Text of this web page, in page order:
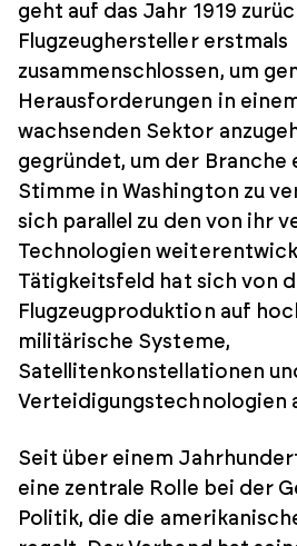
geht auf das Jahr 1919
Flugzeughersteller erstmals
zusammenschlossen, um
Herausforderungen in
wachsenden Sektor
gegründet, um der Branche
Stimme in Washington zu
sich parallel zu den von ihr
Technologien
Tätigkeitsfeld hat sich von
Flugzeugproduktion auf
militärische Systeme,
Satellitenkonstellationen
Verteidigungstechnologien
Seit über einem
eine zentrale Rolle bei der
Politik, die die